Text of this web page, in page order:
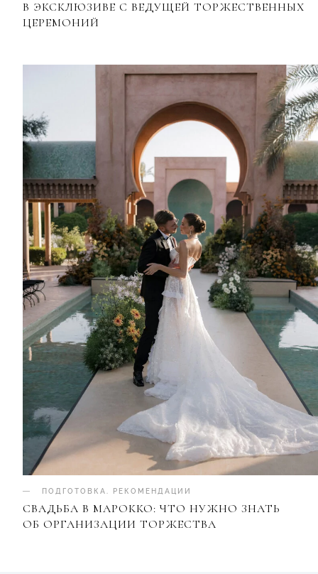
В ЭКСКЛЮЗИВЕ С ВЕДУЩЕЙ ТОРЖЕСТВЕННЫХ
ЦЕРЕМОНИЙ
ПОДГОТОВКА. РЕКОМЕНДАЦИИ
СВАДЬБА В МАРОККО: ЧТО НУЖНО ЗНАТЬ
ОБ ОРГАНИЗАЦИИ ТОРЖЕСТВА